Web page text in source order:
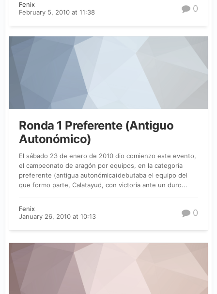
Fenix
February 5, 2010 at 11:38
0
Ronda 1 Preferente (Antiguo
Autonómico)
El sábado 23 de enero de 2010 dio comienzo este evento,
el campeonato de aragón por equipos, en la categoría
preferente (antigua autonómica)debutaba el equipo del
que formo parte, Calatayud, con victoria ante un duro...
Fenix
January 26, 2010 at 10:13
0